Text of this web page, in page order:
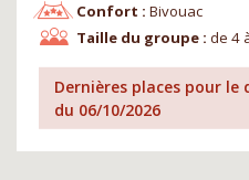
Confort : Bivouac
Taille du groupe : de 4
Dernières places pour le
du 06/10/2026